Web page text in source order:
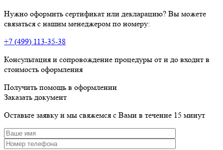
Нужно оформить сертификат или декларацию? Вы можете
связаться с нашим менеджером по номеру:
+7 (499) 113-35-38
Консультация и сопровождение процедуры от и до входит в
стоимость оформления
Получить помощь в оформлении
Заказать документ
Оставьте заявку и мы свяжемся с Вами в течение 15 минут